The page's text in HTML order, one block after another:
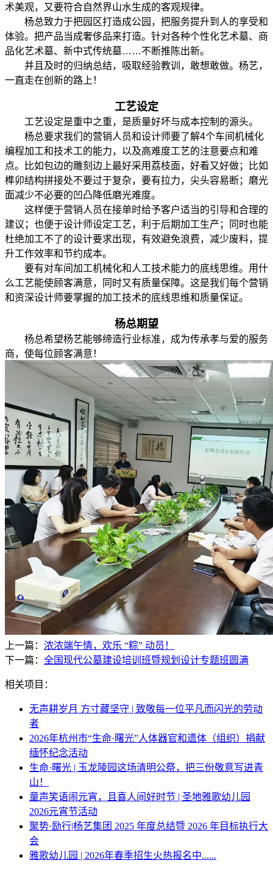
术美观，又要符合自然界山水生成的客观规律。
杨总致力于把园区打造成公园，把服务提升到人的享受和
体验。把产品当成奢侈品来打造。针对各种个性化艺术墓、商
品化艺术墓、新中式传统墓……不断推陈出新。
并且及时的归纳总结，吸取经验教训，敢想敢做。杨艺，
一直走在创新的路上！
工艺设定
工艺设定是重中之重，是质量好坏与成本控制的源头。
杨总要求我们的营销人员和设计师要了解4个车间机械化
编程加工和技术工的能力，以及高难度工艺的注意要点和难
点。比如包边的雕刻边上最好采用荔枝面，好看又好做；比如
榫卯结构拼接处不要过于复杂，要有拉力，尖头容易断；磨光
面减少不必要的凹凸降低磨光难度。
这样便于营销人员在接单时给予客户适当的引导和合理的
建议；也便于设计师设定工艺，利于后期加工生产；同时也能
杜绝加工不了的设计要求出现，有效避免浪费，减少废料，提
升工作效率和节约成本。
要有对车间加工机械化和人工技术能力的底线思维。用什
么工艺能使顾客满意，同时又有质量保障。这是我们每个营销
和资深设计师要掌握的加工技术的底线思维和质量保证。
杨总期望
杨总希望杨艺能够缔造行业标准，成为传承孝与爱的服务
商，使每位顾客满意！
上一篇： 浓浓端午情，欢乐 “粽” 动员！
下一篇： 全国现代公墓建设培训班暨规划设计专题班圆满
相关项目：
无声耕岁月 方寸藏坚守 | 致敬每一位平凡而闪光的劳动
者
2026年杭州市“生命·曙光”人体器官和遗体（组织）捐献
缅怀纪念活动
生命·曙光 | 玉龙陵园这场清明公祭，把三份敬意写进青
山！
童声笑语闹元宵，且喜人间好时节 | 圣地雅歌幼儿园
2026元宵节活动
聚势·励行|杨艺集团 2025 年度总结暨 2026 年目标执行大
会
雅歌幼儿园 | 2026年春季招生火热报名中......